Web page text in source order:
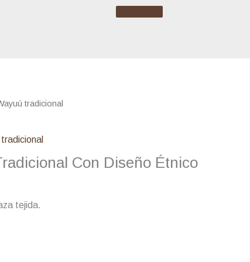
tradicional
Con Diseño Étnico
tejida.